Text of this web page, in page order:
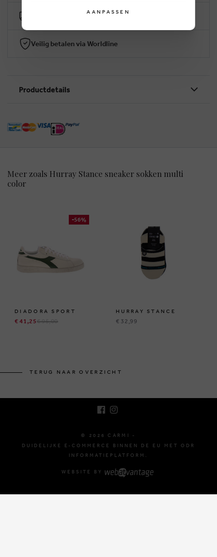
Gratis levering vanaf €50 (2-4 werkdagen)
Veilig betalen via Worldline
Productdetails
Meer zoals Hurray Stance sneaker sokken multi
color
-56%
DIADORA SPORT
€ 41,25€ 95,00
HURRAY STANCE
€ 32,99
TERUG NAAR OVERZICHT
© 2026 CARMI -
DUIDELIJKE E-COMMERCE BINNEN DE EU MET ODR
INFORMATIEPLATFORM.
WEBSITE BY
AANPASSEN